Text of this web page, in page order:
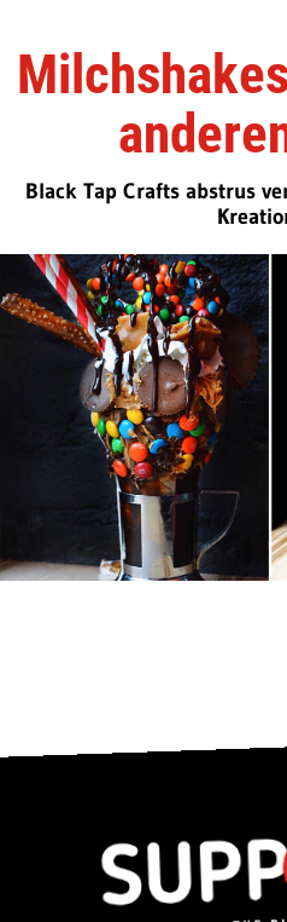
Black Tap Crafts abstrus